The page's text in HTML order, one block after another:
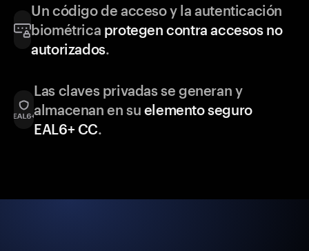
Un código de acceso y la autenticación
biométrica protegen contra accesos no
autorizados.
Las claves privadas se generan y
almacenan en su elemento seguro
EAL6+ CC.